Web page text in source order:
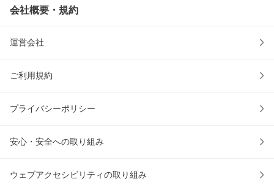
会社概要・規約
運営会社
ご利用規約
プライバシーポリシー
安心・安全への取り組み
ウェブアクセシビリティの取り組み